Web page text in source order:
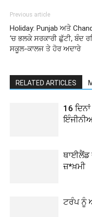
Previous article
Holiday: Punjab ਅਤੇ
‘ਚ ਭਲਕੇ ਸਰਕਾਰੀ ਛੁੱਟੀ, ਬੰਦ
ਸਕੂਲ-ਕਾਲਜ ਤੇ ਹੋਰ ਅਦਾਰੇ
RELATED ARTICLES
16
ਥਾਈਲੈਂਡ
ਜ਼*ਖ਼ਮੀ
ਟਰੰਪ ਨੂੰ